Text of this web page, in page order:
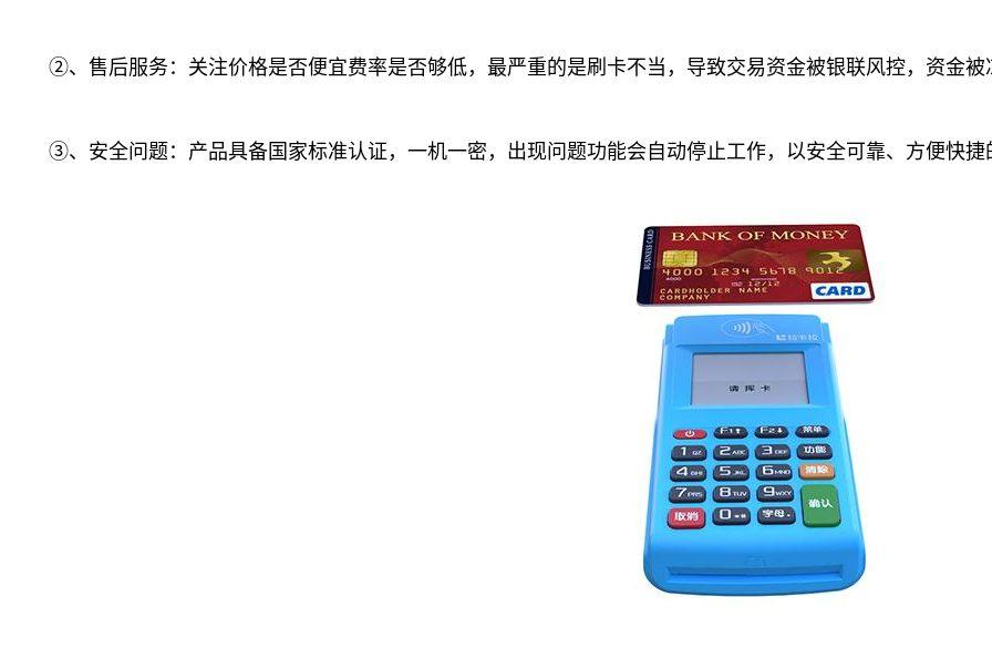
②、售后服务：关注价格是否便宜费率是否够低，最严重的是刷卡不当，导致交易资金被银联风控，资金被
③、安全问题：产品具备国家标准认证，一机一密，出现问题功能会自动停止工作，以安全可靠、方便快捷